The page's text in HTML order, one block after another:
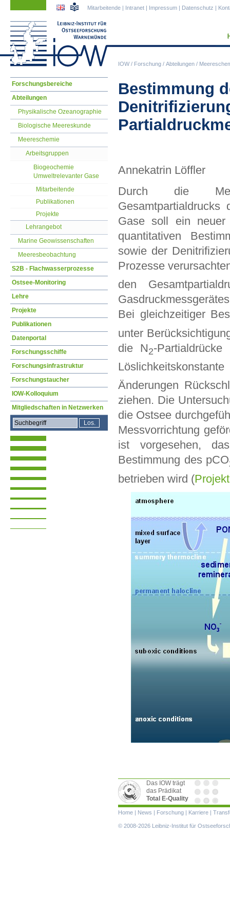
IOW/ Forschung / Abteilungen /
Mitarbeitende | Intranet | Impressum | Datenschutz |
Bestimmung
Annekatrin Löffler
Durch die
Gase soll ein neuer
quantitativen
sowie der
Prozesse
den
Bei gleichzeitiger
unter
die N2-
Änderungen
ziehen. Die
die Ostsee
Messvorrichtung
ist vorgesehen,
Bestimmung des pCO
betrieben wird (
Navigation
überspringen
Forschungsbereiche
Abteilungen
Physikalische Ozeanographie
Biologische Meereskunde
Meereschemie
Arbeitsgruppen
Biogeochemie
Umweltrelevanter Gase
Mitarbeitende
Publikationen
Projekte
Lehrangebot
Marine Geowissenschaften
Meeresbeobachtung
S2B - Flachwasserprozesse
Ostsee-Monitoring
Lehre
Projekte
Publikationen
Datenportal
Forschungsschiffe
Forschungsinfrastruktur
Forschungstaucher
IOW-Kolloquium
Mitgliedschaften in Netzwerken
Das IOW trägt
das Prädikat
Total E-Quality
Navigation
überspringen
Home | News | Forschung | Karriere |
© 2008-2026 Leibniz-Institut für